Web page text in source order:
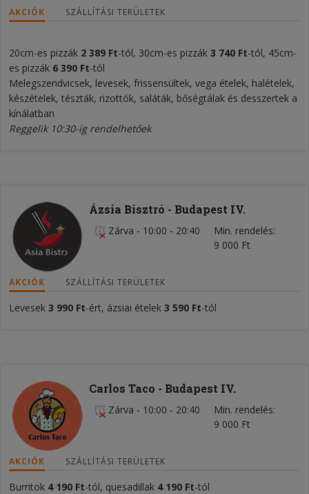
AKCIÓK SZÁLLÍTÁSI TERÜLETEK
20cm-es pizzák 2 389 Ft-tól, 30cm-es pizzák 3 740 Ft-tól, 45cm-
es pizzák 6 390 Ft-tól
Melegszendvicsek, levesek, frissensültek, vega ételek, halételek,
készételek, tészták, rizottók, saláták, bőségtálak és desszertek a
kínálatban
Reggelik 10:30-ig rendelhetőek
Ázsia Bisztró - Budapest IV.
Zárva - 10:00 - 20:40
Min. rendelés
9 000 Ft
AKCIÓK SZÁLLÍTÁSI TERÜLETEK
Levesek 3 990 Ft-ért, ázsiai ételek 3 590 Ft-tól
Carlos Taco - Budapest IV.
Zárva - 10:00 - 20:40
Min. rendelés
9 000 Ft
AKCIÓK SZÁLLÍTÁSI TERÜLETEK
Burritok 4 190 Ft-tól, quesadillak 4 190 Ft-tól